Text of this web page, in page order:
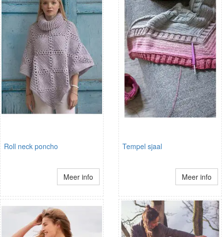
Roll neck poncho
Meer info
Tempel sjaal
Meer info